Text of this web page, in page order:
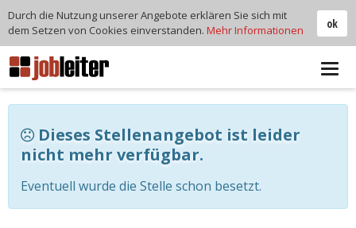
Dieses Stellenangebot ist leider
nicht mehr verfügbar.
Eventuell wurde die Stelle schon besetzt.
ok
Durch die Nutzung unserer Angebote erklären Sie sich mit
dem Setzen von Cookies einverstanden. Mehr Informationen